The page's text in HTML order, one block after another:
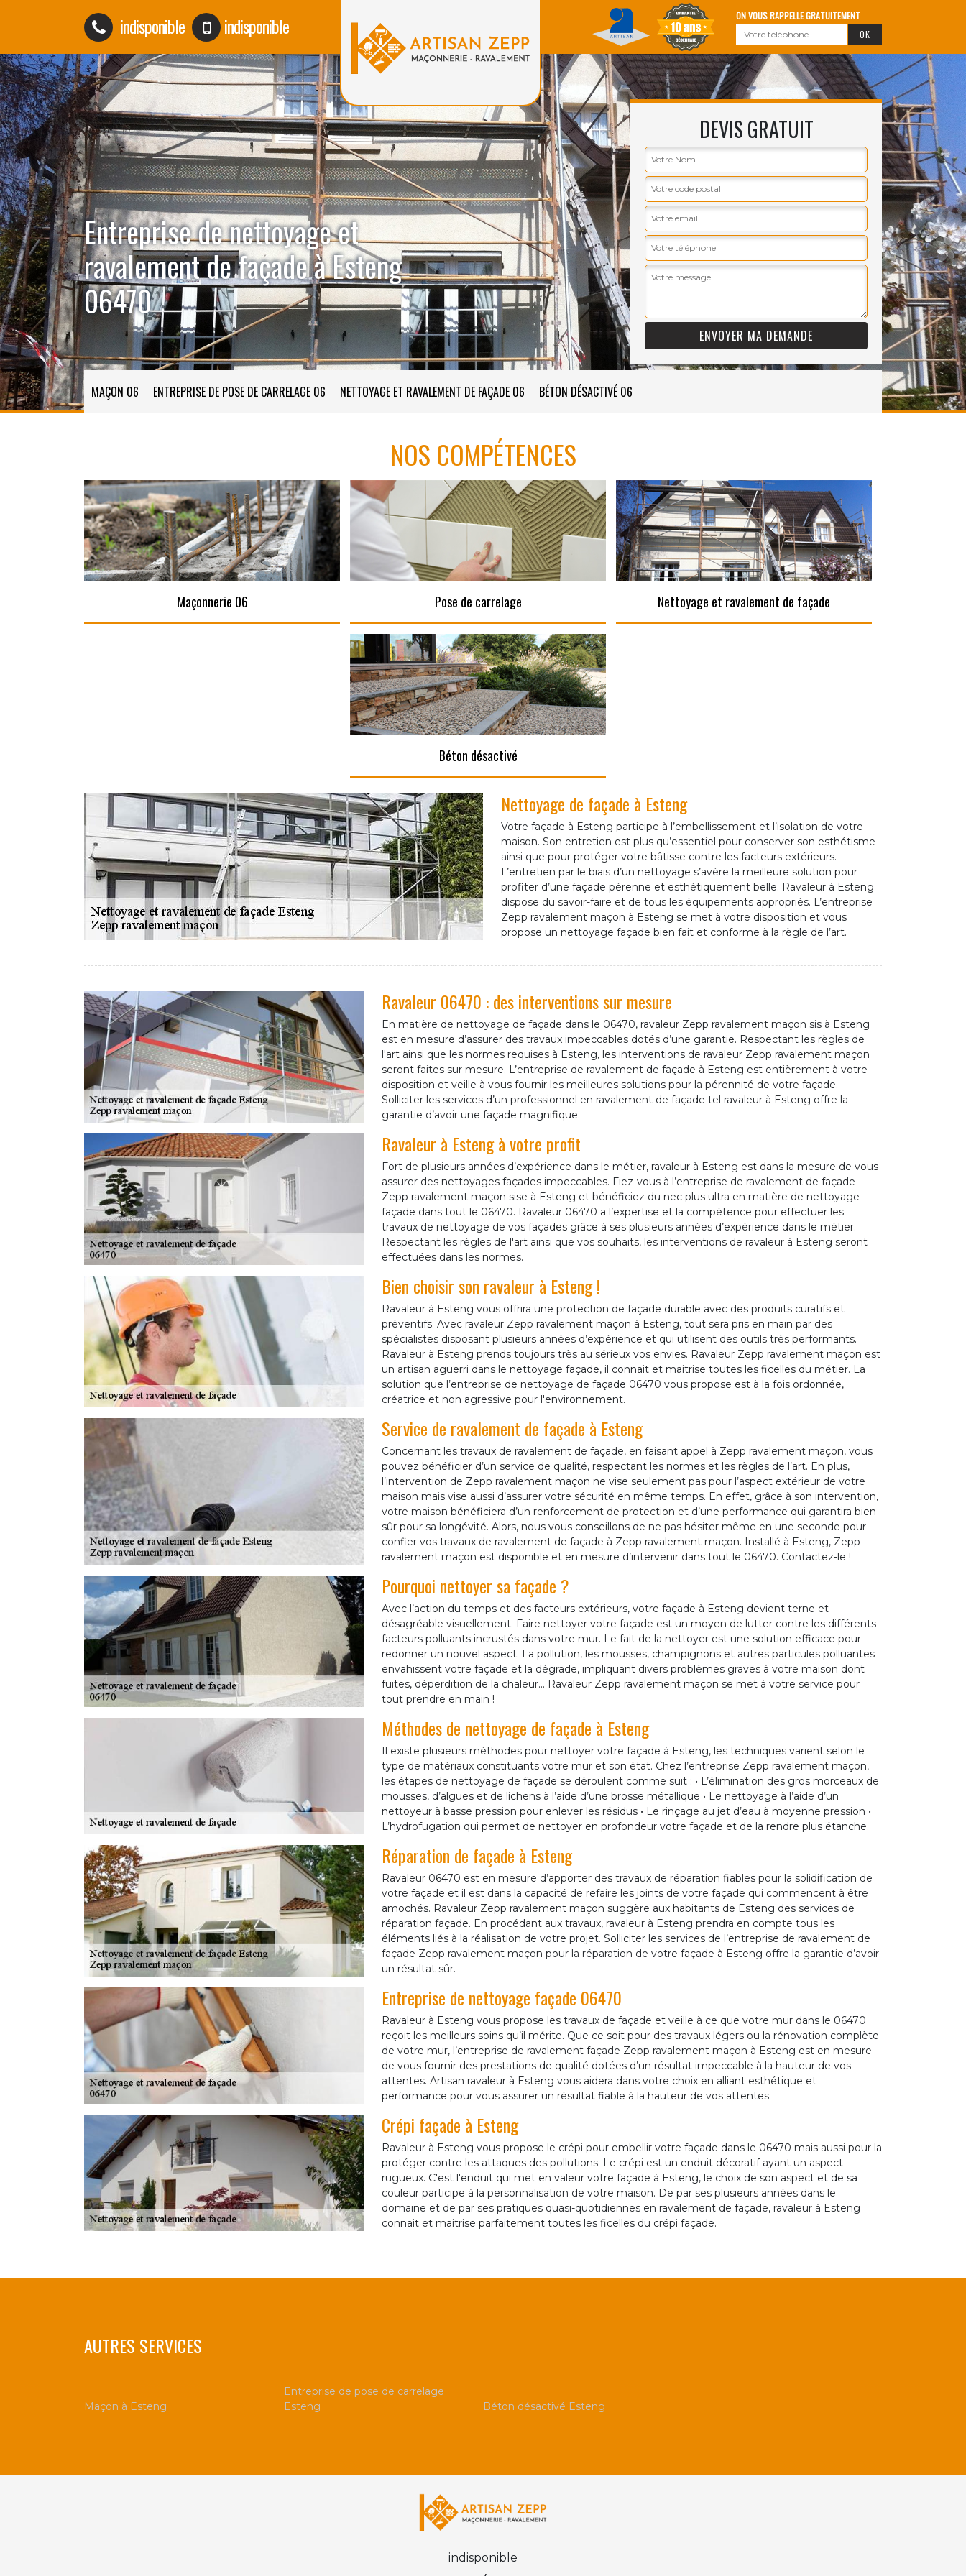
indisponible indisponible ON VOUS RAPPELLE GRATUITEMENT
Entreprise de nettoyage et
ravalement de façade à Esteng
06470
DEVIS GRATUIT
MAÇON 06 ENTREPRISE DE POSE DE CARRELAGE 06 NETTOYAGE ET RAVALEMENT DE FAÇADE 06 BÉTON DÉSACTIVÉ 06
NOS COMPÉTENCES
Maçonnerie 06 Pose de carrelage Nettoyage et ravalement de façade
Béton désactivé
Nettoyage de façade à Esteng
Votre façade à Esteng participe à l’embellissement et l’isolation de votre
maison. Son entretien est plus qu’essentiel pour conserver son esthétisme
ainsi que pour protéger votre bâtisse contre les facteurs extérieurs.
L’entretien par le biais d’un nettoyage s’avère la meilleure solution pour
profiter d’une façade pérenne et esthétiquement belle. Ravaleur à Esteng
dispose du savoir-faire et de tous les équipements appropriés. L’entreprise
Zepp ravalement maçon à Esteng se met à votre disposition et vous
propose un nettoyage façade bien fait et conforme à la règle de l’art.
Ravaleur 06470 : des interventions sur mesure
En matière de nettoyage de façade dans le 06470, ravaleur Zepp ravalement maçon sis à Esteng
est en mesure d’assurer des travaux impeccables dotés d’une garantie. Respectant les règles de
l'art ainsi que les normes requises à Esteng, les interventions de ravaleur Zepp ravalement maçon
seront faites sur mesure. L’entreprise de ravalement de façade à Esteng est entièrement à votre
disposition et veille à vous fournir les meilleures solutions pour la pérennité de votre façade.
Solliciter les services d’un professionnel en ravalement de façade tel ravaleur à Esteng offre la
garantie d’avoir une façade magnifique.
Ravaleur à Esteng à votre profit
Fort de plusieurs années d’expérience dans le métier, ravaleur à Esteng est dans la mesure de vous
assurer des nettoyages façades impeccables. Fiez-vous à l’entreprise de ravalement de façade
Zepp ravalement maçon sise à Esteng et bénéficiez du nec plus ultra en matière de nettoyage
façade dans tout le 06470. Ravaleur 06470 a l’expertise et la compétence pour effectuer les
travaux de nettoyage de vos façades grâce à ses plusieurs années d’expérience dans le métier.
Respectant les règles de l'art ainsi que vos souhaits, les interventions de ravaleur à Esteng seront
effectuées dans les normes.
Bien choisir son ravaleur à Esteng !
Ravaleur à Esteng vous offrira une protection de façade durable avec des produits curatifs et
préventifs. Avec ravaleur Zepp ravalement maçon à Esteng, tout sera pris en main par des
spécialistes disposant plusieurs années d’expérience et qui utilisent des outils très performants.
Ravaleur à Esteng prends toujours très au sérieux vos envies. Ravaleur Zepp ravalement maçon est
un artisan aguerri dans le nettoyage façade, il connait et maitrise toutes les ficelles du métier. La
solution que l’entreprise de nettoyage de façade 06470 vous propose est à la fois ordonnée,
créatrice et non agressive pour l'environnement.
Service de ravalement de façade à Esteng
Concernant les travaux de ravalement de façade, en faisant appel à Zepp ravalement maçon, vous
pouvez bénéficier d’un service de qualité, respectant les normes et les règles de l’art. En plus,
l’intervention de Zepp ravalement maçon ne vise seulement pas pour l’aspect extérieur de votre
maison mais vise aussi d’assurer votre sécurité en même temps. En effet, grâce à son intervention,
votre maison bénéficiera d’un renforcement de protection et d’une performance qui garantira bien
sûr pour sa longévité. Alors, nous vous conseillons de ne pas hésiter même en une seconde pour
confier vos travaux de ravalement de façade à Zepp ravalement maçon. Installé à Esteng, Zepp
ravalement maçon est disponible et en mesure d’intervenir dans tout le 06470. Contactez-le !
Pourquoi nettoyer sa façade ?
Avec l’action du temps et des facteurs extérieurs, votre façade à Esteng devient terne et
désagréable visuellement. Faire nettoyer votre façade est un moyen de lutter contre les différents
facteurs polluants incrustés dans votre mur. Le fait de la nettoyer est une solution efficace pour
redonner un nouvel aspect. La pollution, les mousses, champignons et autres particules polluantes
envahissent votre façade et la dégrade, impliquant divers problèmes graves à votre maison dont
fuites, déperdition de la chaleur... Ravaleur Zepp ravalement maçon se met à votre service pour
tout prendre en main !
Méthodes de nettoyage de façade à Esteng
Il existe plusieurs méthodes pour nettoyer votre façade à Esteng, les techniques varient selon le
type de matériaux constituants votre mur et son état. Chez l’entreprise Zepp ravalement maçon,
les étapes de nettoyage de façade se déroulent comme suit : • L’élimination des gros morceaux de
mousses, d’algues et de lichens à l’aide d’une brosse métallique • Le nettoyage à l’aide d’un
nettoyeur à basse pression pour enlever les résidus • Le rinçage au jet d’eau à moyenne pression •
L’hydrofugation qui permet de nettoyer en profondeur votre façade et de la rendre plus étanche.
Réparation de façade à Esteng
Ravaleur 06470 est en mesure d’apporter des travaux de réparation fiables pour la solidification de
votre façade et il est dans la capacité de refaire les joints de votre façade qui commencent à être
amochés. Ravaleur Zepp ravalement maçon suggère aux habitants de Esteng des services de
réparation façade. En procédant aux travaux, ravaleur à Esteng prendra en compte tous les
éléments liés à la réalisation de votre projet. Solliciter les services de l’entreprise de ravalement de
façade Zepp ravalement maçon pour la réparation de votre façade à Esteng offre la garantie d’avoir
un résultat sûr.
Entreprise de nettoyage façade 06470
Ravaleur à Esteng vous propose les travaux de façade et veille à ce que votre mur dans le 06470
reçoit les meilleurs soins qu’il mérite. Que ce soit pour des travaux légers ou la rénovation complète
de votre mur, l’entreprise de ravalement façade Zepp ravalement maçon à Esteng est en mesure
de vous fournir des prestations de qualité dotées d’un résultat impeccable à la hauteur de vos
attentes. Artisan ravaleur à Esteng vous aidera dans votre choix en alliant esthétique et
performance pour vous assurer un résultat fiable à la hauteur de vos attentes.
Crépi façade à Esteng
Ravaleur à Esteng vous propose le crépi pour embellir votre façade dans le 06470 mais aussi pour la
protéger contre les attaques des pollutions. Le crépi est un enduit décoratif ayant un aspect
rugueux. C'est l'enduit qui met en valeur votre façade à Esteng, le choix de son aspect et de sa
couleur participe à la personnalisation de votre maison. De par ses plusieurs années dans le
domaine et de par ses pratiques quasi-quotidiennes en ravalement de façade, ravaleur à Esteng
connait et maitrise parfaitement toutes les ficelles du crépi façade.
AUTRES SERVICES
Maçon à Esteng
Entreprise de pose de carrelage
Esteng
Béton désactivé Esteng
indisponible